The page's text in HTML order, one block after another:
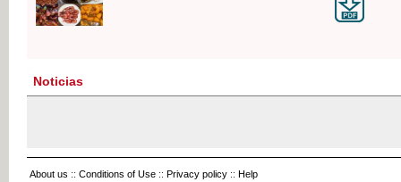
Noticias
About us :: Conditions of Use :: Privacy policy :: Help